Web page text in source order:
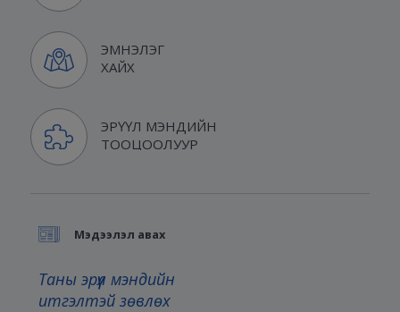
ЭМНЭЛЭГ
ХАЙХ
ЭРҮҮЛ МЭНДИЙН
ТООЦООЛУУР
Мэдээлэл авах
Таны эрүүл мэндийн
итгэлтэй зөвлөх